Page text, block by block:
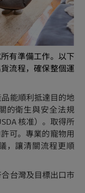
有準備工作。以下
流程，確保整個運
能順利抵達目的地
的衛生與安全法規
核准）。取得所
可。專業的寵物用
，讓清關流程更順
台灣及目標出口市